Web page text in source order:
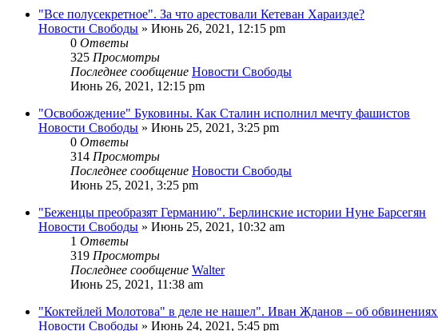
"Все полусекретное". За что арестовали Кетеван Хараизде?
Новости Свободы » Июнь 26, 2021, 12:15 pm
0 Ответы
325 Просмотры
Последнее сообщение Новости Свободы
Июнь 26, 2021, 12:15 pm
"Освобождение" Буковины. Как Сталин исполнил мечту фашистов
Новости Свободы » Июнь 25, 2021, 3:25 pm
0 Ответы
314 Просмотры
Последнее сообщение Новости Свободы
Июнь 25, 2021, 3:25 pm
"Беженцы преобразят Германию". Берлинские истории Нуне Барсегян
Новости Свободы » Июнь 25, 2021, 10:32 am
1 Ответы
319 Просмотры
Последнее сообщение Walter
Июнь 25, 2021, 11:38 am
"Коктейлей Молотова" в деле не нашел". Иван Жданов – об обвинениях
Новости Свободы » Июнь 24, 2021, 5:45 pm